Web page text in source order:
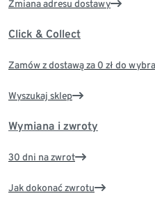
Zmiana adresu dostawy
Click & Collect
Zamów z dostawą za 0 zł do
Wyszukaj sklep
Wymiana i zwroty
30 dni na zwrot
Jak dokonać zwrotu